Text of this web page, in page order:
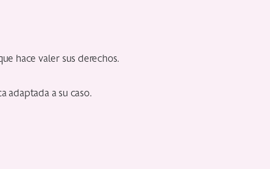
hace valer sus derechos.
adaptada a su caso.